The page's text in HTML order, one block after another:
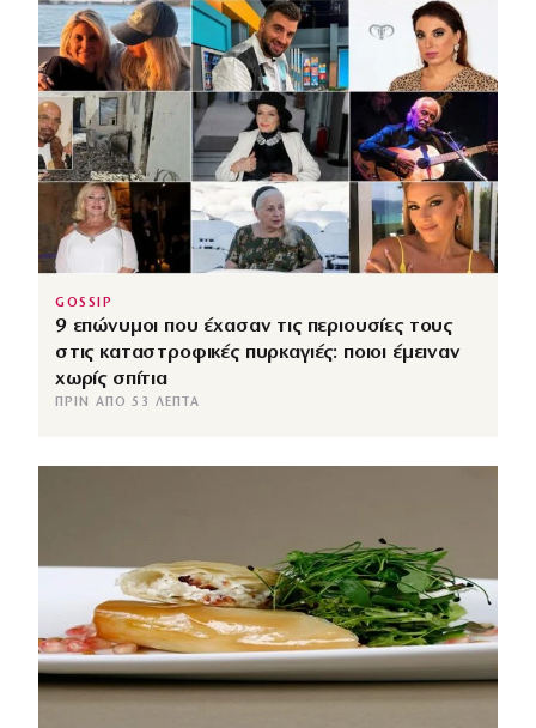
GOSSIP
9 επώνυμοι που έχασαν τις περιουσίες τους
στις καταστροφικές πυρκαγιές: ποιοι έμειναν
χωρίς σπίτια
ΠΡΙΝ ΑΠΌ 53 ΛΕΠΤΆ